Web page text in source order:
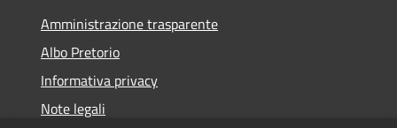
Amministrazione trasparente
Albo Pretorio
Informativa privacy
Note legali